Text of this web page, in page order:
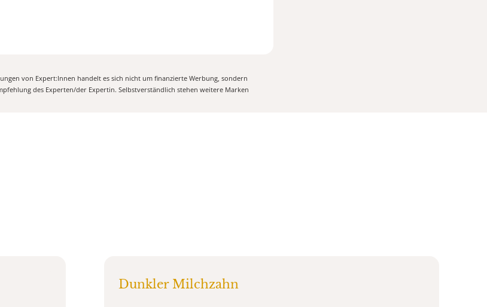
von Expert:Innen handelt es sich nicht um finanzierte Werbung, sondern
des Experten/der Expertin. Selbstverständlich stehen weitere Marken
Dunkler Milchzahn